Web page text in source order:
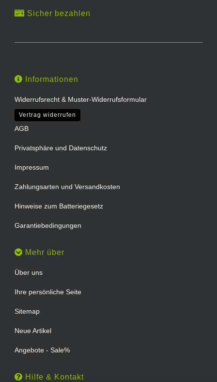
Sicher bezahlen
Informationen
Widerrufsrecht & Muster-Widerrufsformular
Vertrag widerrufen
AGB
Privatsphäre und Datenschutz
Impressum
Zahlungsarten und Versandkosten
Hinweise zum Batteriegesetz
Garantiebedingungen
Mehr über
Über uns
Ihre persönliche Seite
Sitemap
Neue Artikel
Angebote - Sale%
Hilfe & Kontakt